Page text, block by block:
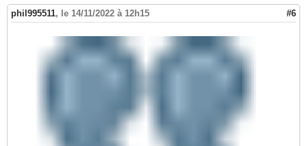
phil995511, le 14/11/2022 à 12h15 #6